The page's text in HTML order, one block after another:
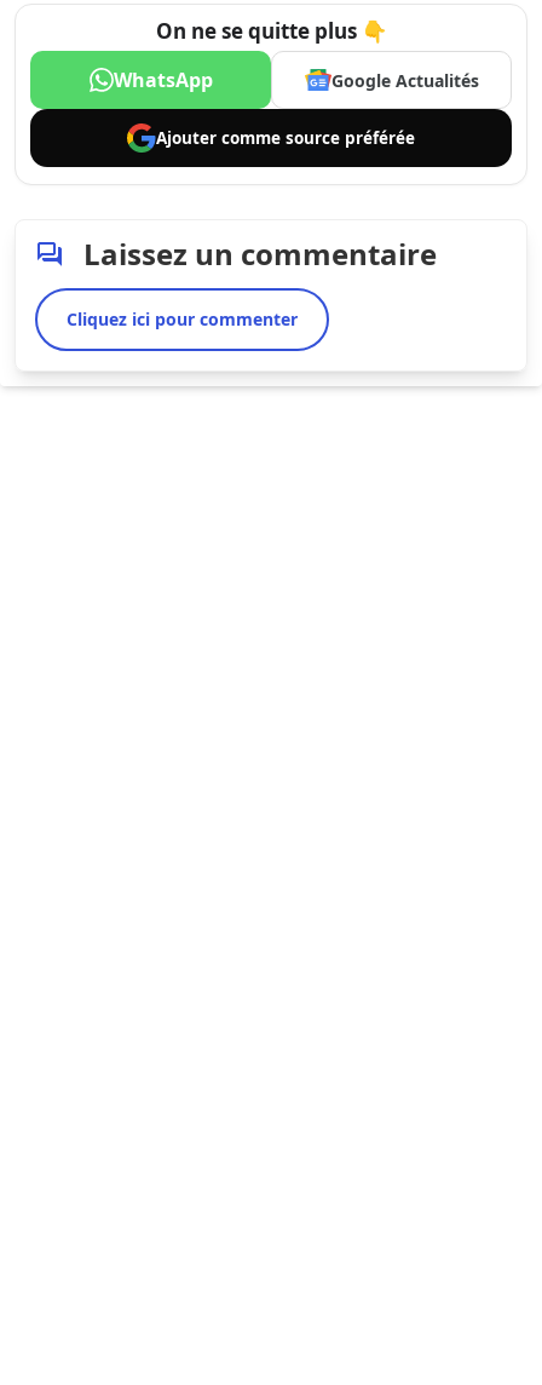
On ne se quitte plus 👇
WhatsApp Google Actualités
Ajouter comme source préférée
Laissez un commentaire
Cliquez ici pour commenter